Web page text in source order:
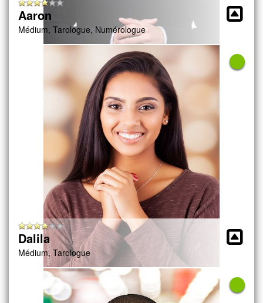
Aaron
Médium, Tarologue, Numérologue
Dalila
Médium, Tarologue